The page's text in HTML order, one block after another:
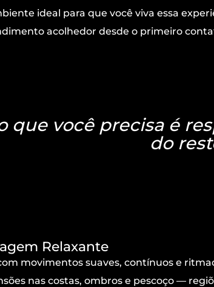
ideal para que você viva essa
acolhedor desde o primeiro
que você precisa é
do
Relaxante
movimentos suaves, contínuos e
nas costas, ombros e pescoço —